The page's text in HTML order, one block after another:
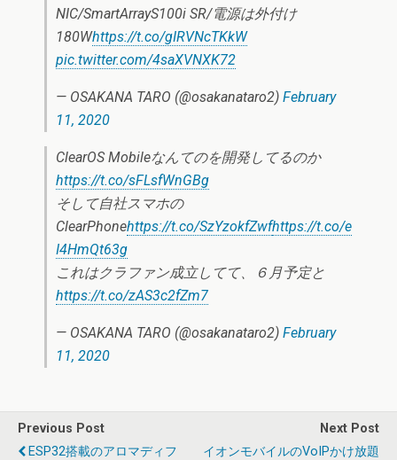
NIC/SmartArrayS100i SR/電源は外付け
180Whttps://t.co/gIRVNcTKkW
pic.twitter.com/4saXVNXK72
— OSAKANA TARO (@osakanataro2) February
11, 2020
ClearOS Mobileなんてのを開発してるのか
https://t.co/sFLsfWnGBg
そして自社スマホの
ClearPhonehttps://t.co/SzYzokfZwfhttps://t.co/e
I4HmQt63g
これはクラファン成立してて、６月予定と
https://t.co/zAS3c2fZm7
— OSAKANA TARO (@osakanataro2) February
11, 2020
Previous Post
ESP32搭載のアロマディフ
Next Post
イオンモバイルのVoIPかけ放題